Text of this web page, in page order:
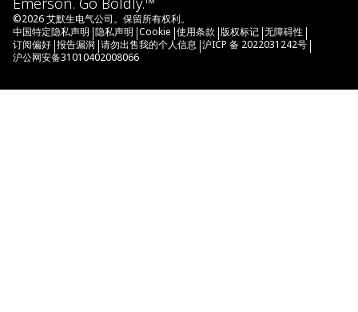
©2026艾默生电气公司。保留所有权利。
中国特定隐私声明 |隐私声明 |Cookie |使用条款 |版权标记 |无障碍性 |
订阅偏好 |报告漏洞 |请勿出售我的个人信息 |沪ICP 备 2022031242号 |
沪公网安备31010402008066